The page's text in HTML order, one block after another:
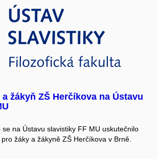
žákyň ZŠ Herčíkova na Ústavu
na Ústavu slavistiky FF MU uskutečnilo
žáky a žákyně ZŠ Herčíkova v Brně.